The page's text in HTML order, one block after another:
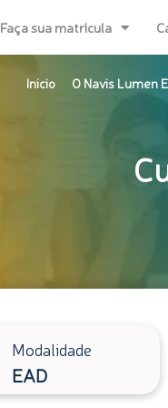
Faça sua matrícula
Inicio O Navis Lumen
Modalidade
EAD